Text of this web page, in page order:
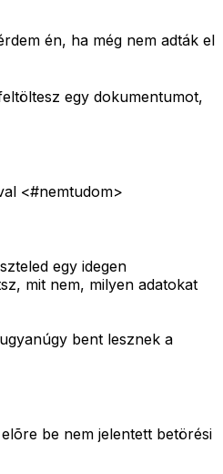
én, ha még nem adták el
egy dokumentumot,
<#nemtudom>
egy idegen
mit nem, milyen adatokat
bent lesznek a
be nem jelentett betörési